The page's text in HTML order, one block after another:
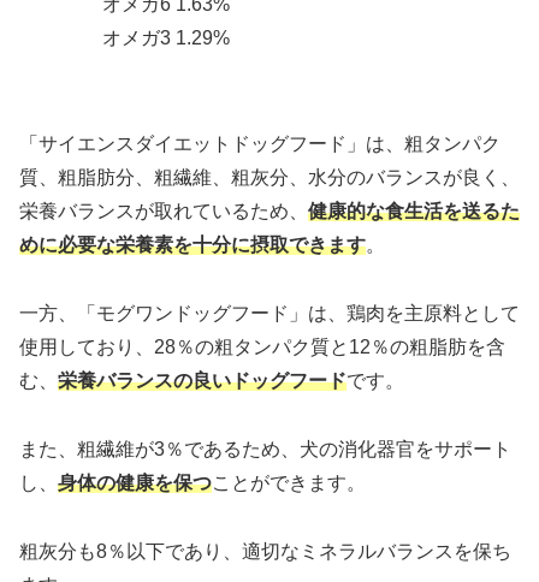
オメガ3 1.29%
「サイエンスダイエットドッグフード」は、粗タンパク
質、粗脂肪分、粗繊維、粗灰分、水分のバランスが良く、
栄養バランスが取れているため、 健康的な食生活を送るた
めに必要な栄養素を十分に摂取できます。
一方、「モグワンドッグフード」は、鶏肉を主原料として
使用しており、28％の粗タンパク質と12％の粗脂肪を含
む、 栄養バランスの良いドッグフードです。
また、粗繊維が3％であるため、犬の消化器官をサポート
し、 身体の健康を保つことができます。
粗灰分も8％以下であり、適切なミネラルバランスを保ち